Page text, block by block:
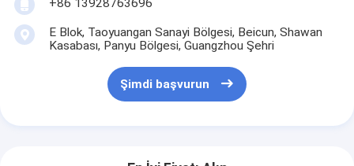
+86 13928763696
E Blok, Taoyuangan Sanayi Bölgesi, Beicun, Shawan
Kasabası, Panyu Bölgesi, Guangzhou Şehri
Şimdi başvurun